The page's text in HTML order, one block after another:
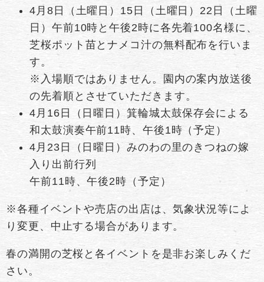
4月8日（土曜日）15日（土曜日）22日（土曜
日）午前10時と午後2時に各先着100名様に、
芝桜ポット苗とナメコ汁の無料配布を行いま
す。
※入場順ではありません。園内の案内放送後
の先着順とさせていただきます。
4月16日（日曜日）箕輪城太鼓保存会による
和太鼓演奏午前11時、午後1時（予定）
4月23日（日曜日）みのわの里のきつねの嫁
入り出前行列
午前11時、午後2時（予定）
※各種イベントや売店の出店は、気象状況等によ
り変更、中止する場合があります。
春の満開の芝桜と各イベントを是非お楽しみくだ
さい。